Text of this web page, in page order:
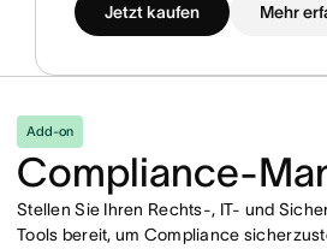
Jetzt kaufen Mehr
Add-on
Compliance-
Stellen Sie Ihren Rechts-, IT- und
Tools bereit, um Compliance